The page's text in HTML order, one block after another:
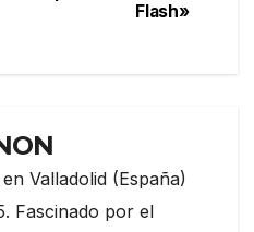
Flash»
Valladolid (España)
Fascinado por el